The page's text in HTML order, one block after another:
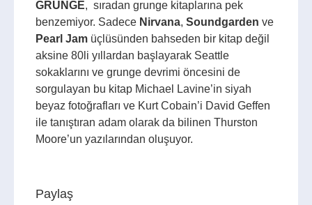
GRUNGE, sıradan grunge kitaplarına pek
benzemiyor. Sadece Nirvana, Soundgarden ve
Pearl Jam üçlüsünden bahseden bir kitap değil
aksine 80li yıllardan başlayarak Seattle
sokaklarını ve grunge devrimi öncesini de
sorgulayan bu kitap Michael Lavine’in siyah
beyaz fotoğrafları ve Kurt Cobain’i David Geffen
ile tanıştıran adam olarak da bilinen Thurston
Moore’un yazılarından oluşuyor.
Paylaş